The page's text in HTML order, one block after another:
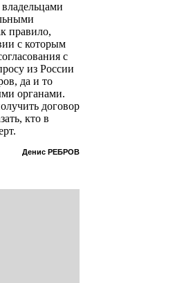
правило,
с которым
с
из России
да и то
органами.
договор
кто в
Денис РЕБРОВ